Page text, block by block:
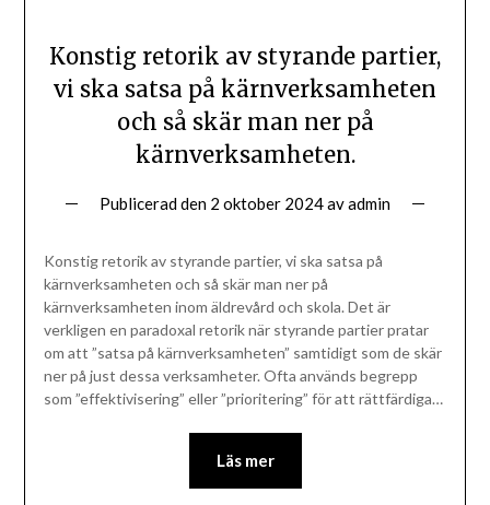
Konstig retorik av styrande partier,
vi ska satsa på kärnverksamheten
och så skär man ner på
kärnverksamheten.
Publicerad den 2 oktober 2024avadmin
Konstig retorik av styrande partier, vi ska satsa på
kärnverksamheten och så skär man ner på
kärnverksamheten inom äldrevård och skola. Det är
verkligen en paradoxal retorik när styrande partier pratar
om att ”satsa på kärnverksamheten” samtidigt som de skär
ner på just dessa verksamheter. Ofta används begrepp
som ”effektivisering” eller ”prioritering” för att rättfärdiga…
Läs mer